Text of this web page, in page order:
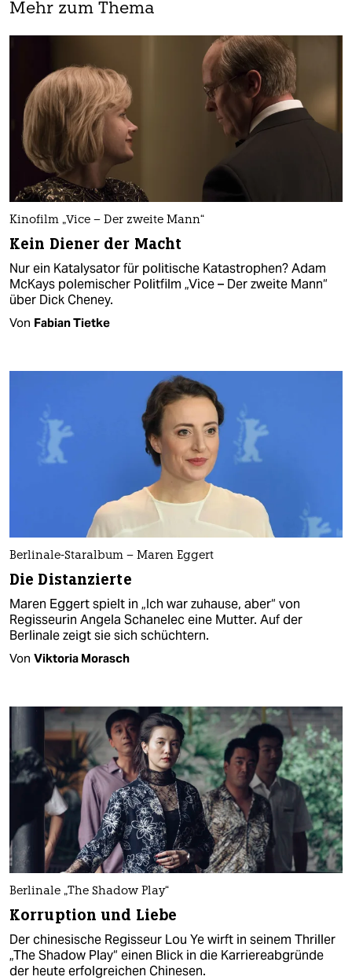
Mehr zum Thema
Kinofilm „Vice – Der zweite Mann“
Kein Diener der Macht
Nur ein Katalysator für politische Katastrophen? Adam
McKays polemischer Politfilm „Vice – Der zweite Mann“
über Dick Cheney.
Von Fabian Tietke
Berlinale-Staralbum – Maren Eggert
Die Distanzierte
Maren Eggert spielt in „Ich war zuhause, aber“ von
Regisseurin Angela Schanelec eine Mutter. Auf der
Berlinale zeigt sie sich schüchtern.
Von Viktoria Morasch
Berlinale „The Shadow Play“
Korruption und Liebe
Der chinesische Regisseur Lou Ye wirft in seinem Thriller
„The Shadow Play“ einen Blick in die Karriereabgründe
der heute erfolgreichen Chinesen.